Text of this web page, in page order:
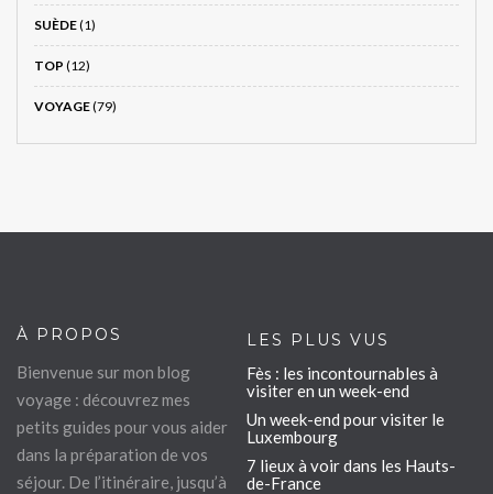
SUÈDE(1)
TOP (12)
VOYAGE(79)
À PROPOS
Bienvenue sur mon blog
voyage : découvrez mes
petits guides pour vous aider
dans la préparation de vos
séjour. De l’itinéraire, jusqu’à
LES PLUS VUS
Fès : les incontournables à
visiter en un week-end
Un week-end pour visiter le
Luxembourg
7 lieux à voir dans les Hauts-
de-France